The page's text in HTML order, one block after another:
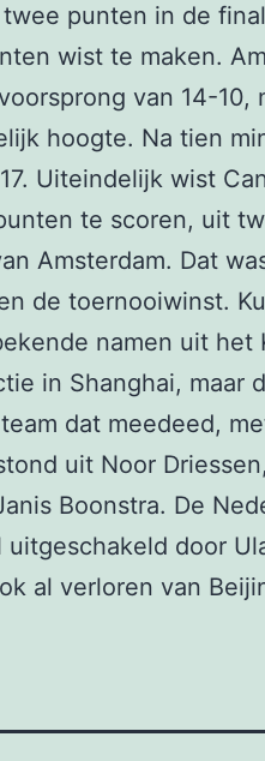
punten in de
wist te maken.
van 14-10,
hoogte. Na tien
Uiteindelijk wist
te scoren, uit
Amsterdam. Dat
de toernooiwinst.
namen uit het
in Shanghai, maar
dat meedeed,
uit Noor
Boonstra. De
door
al verloren van